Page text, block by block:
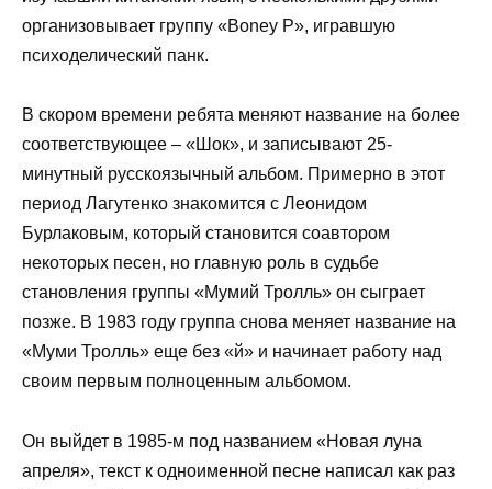
организовывает группу «Boney P», игравшую
психоделический панк.
В скором времени ребята меняют название на более
соответствующее – «Шок», и записывают 25-
минутный русскоязычный альбом. Примерно в этот
период Лагутенко знакомится с Леонидом
Бурлаковым, который становится соавтором
некоторых песен, но главную роль в судьбе
становления группы «Мумий Тролль» он сыграет
позже. В 1983 году группа снова меняет название на
«Муми Тролль» еще без «й» и начинает работу над
своим первым полноценным альбомом.
Он выйдет в 1985-м под названием «Новая луна
апреля», текст к одноименной песне написал как раз